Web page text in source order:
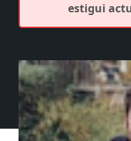
estigui